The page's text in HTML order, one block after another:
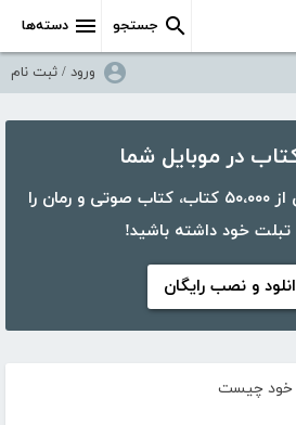
دسته‌ها جستجو
ورود / ثبت نام
با اپلیکیشن کتابراه، بیش از ۵۰،۰۰۰ کتاب، کتاب صوتی و رمان را
تبلت خود داشته باشید!
و نصب رایگان
خود چیست